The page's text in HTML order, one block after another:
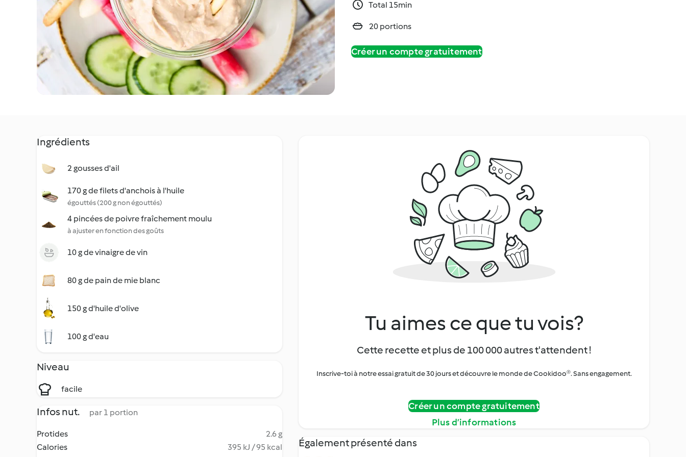
Total 15min
20 portions
Créer un compte gratuitement
Ingrédients
2 gousses d'ail
170 g de filets d'anchois à l'huile
égouttés (200 g non égouttés)
4 pincées de poivre fraîchement moulu
à ajuster en fonction des goûts
10 g de vinaigre de vin
80 g de pain de mie blanc
150 g d'huile d'olive
100 g d'eau
Niveau
facile
Infos nut. par 1 portion
Protides
2.6 g
Calories
395 kJ / 95 kcal
Tu aimes ce que tu vois?
Cette recette et plus de 100 000 autres t'attendent !
Inscrive-toi à notre essai gratuit de 30 jours et découvre le monde de Cookidoo®. Sans engagement.
Créer un compte gratuitement
Plus d’informations
Également présenté dans